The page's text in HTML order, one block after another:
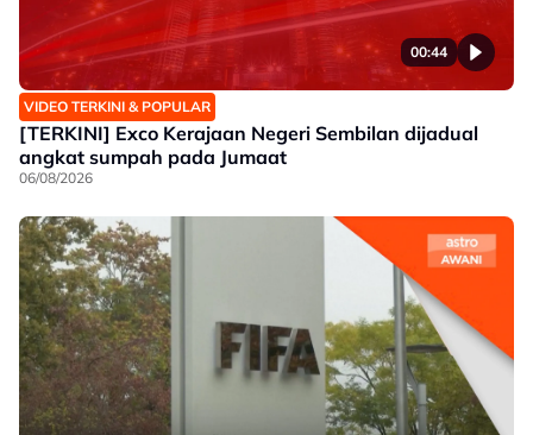
00:44
VIDEO TERKINI & POPULAR
[TERKINI] Exco Kerajaan Negeri Sembilan dijadual
angkat sumpah pada Jumaat
06/08/2026